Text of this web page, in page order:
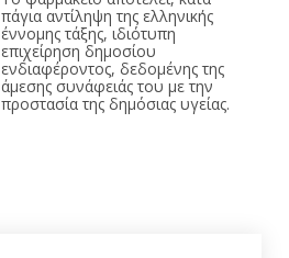
πάγια αντίληψη της ελληνικής
έννομης τάξης, ιδιότυπη
επιχείρηση δημοσίου
ενδιαφέροντος, δεδομένης της
άμεσης συνάφειάς του με την
προστασία της δημόσιας υγείας.